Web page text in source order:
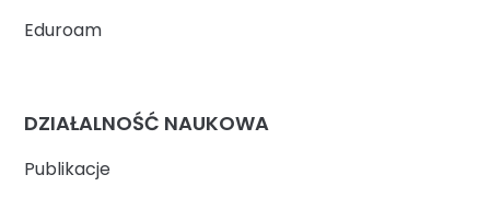
Eduroam
DZIAŁALNOŚĆ NAUKOWA
Publikacje